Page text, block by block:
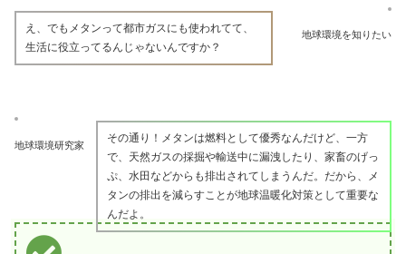
地球環境を知りたい
え、でもメタンって都市ガスにも使われてて、
生活に役立ってるんじゃないんですか？
地球環境研究家
その通り！メタンは燃料として優秀なんだけど、一方
で、天然ガスの採掘や輸送中に漏洩したり、家畜のげっ
ぷ、水田などからも排出されてしまうんだ。だから、メ
タンの排出を減らすことが地球温暖化対策として重要な
んだよ。